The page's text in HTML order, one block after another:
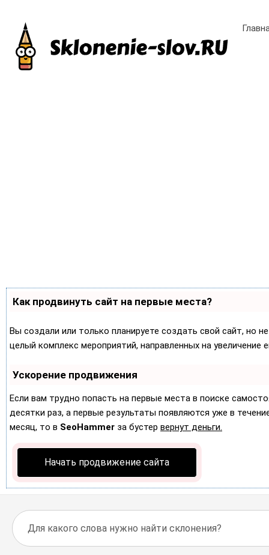
Как продвинуть сайт на первые места?
Вы создали или только планируете создать свой сайт, но
целый комплекс мероприятий, направленных на
Ускорение продвижения
Если вам трудно попасть на первые места в поиске
десятки раз, а первые результаты появляются уже в
месяц, то в SeoHammer за бустер вернут деньги.
Начать продвижение сайта